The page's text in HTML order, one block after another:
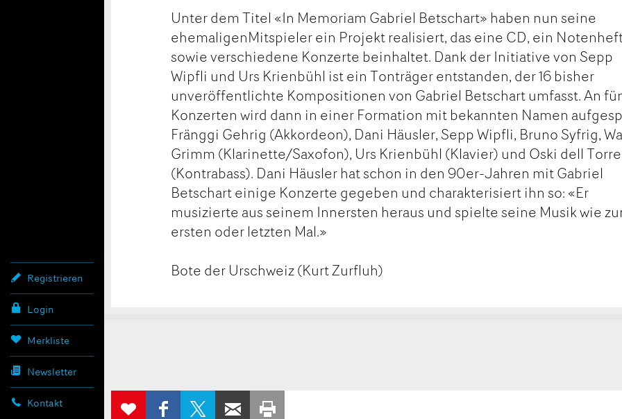
Registrieren
Login
Merkliste
Newsletter
Kontakt
Unter dem Titel «In Memoriam Gabriel Betschart» haben nun seine
ehemaligenMitspieler ein Projekt realisiert, das eine CD, ein
sowie verschiedene Konzerte beinhaltet. Dank der Initiative von Sepp
Wipfli und Urs Krienbühl ist ein Tonträger entstanden, der 16 bisher
unveröffentlichte Kompositionen von Gabriel Betschart umfasst. An
Konzerten wird dann in einer Formation mit bekannten Namen
Fränggi Gehrig (Akkordeon), Dani Häusler, Sepp Wipfli, Bruno Syfrig,
Grimm (Klarinette/Saxofon), Urs Krienbühl (Klavier) und Oski dell Torre
(Kontrabass). Dani Häusler hat schon in den 90er-Jahren mit Gabriel
Betschart einige Konzerte gegeben und charakterisiert ihn so: «Er
musizierte aus seinem Innersten heraus und spielte seine Musik wie
ersten oder letzten Mal.»
Bote der Urschweiz (Kurt Zurfluh)
MERKLISTE
AUF
FACEBOOK
TEILEN
PER E-MAIL
WEITEREMPFEHLEN